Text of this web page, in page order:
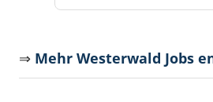
⇒ Mehr Westerwald Jobs